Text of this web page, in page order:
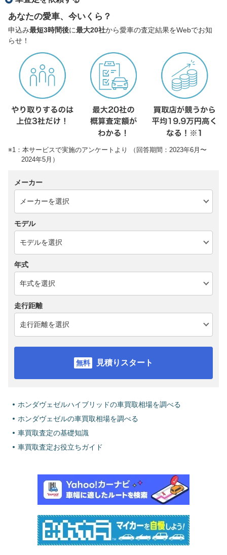
あなたの愛車、今いくら？
申込み最短3時間後に最大20社から愛車の査定結果をWebでお知
らせ！
※1：本サービスで実施のアンケートより （回答期間：2023年6月〜
2024年5月）
メーカー
モデル
年式
走行距離
見積りスタート
ホンダヴェゼルハイブリッドの車買取相場を調べる
ホンダヴェゼルの車買取相場を調べる
車買取査定の基礎知識
車買取査定お役立ちガイド